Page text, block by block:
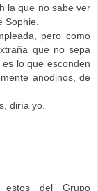
la que no sabe ver
Sophie.
pero como
que no sepa
lo que esconden
anodinos, de
diría yo.
estos del Grupo